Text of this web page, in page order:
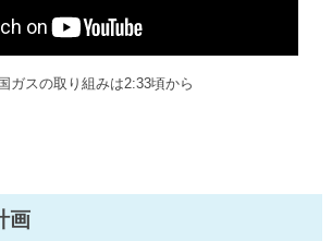
ガスの取り組みは2:33頃から
画